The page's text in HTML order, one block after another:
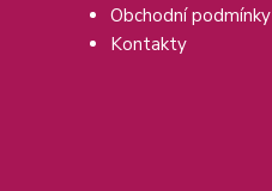
Obchodní podmínky
Kontakty